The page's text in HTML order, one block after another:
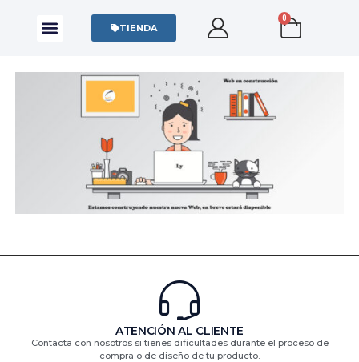
TIENDA
0
ATENCIÓN AL CLIENTE
Contacta con nosotros si tienes dificultades durante el proceso de
compra o de diseño de tu producto.